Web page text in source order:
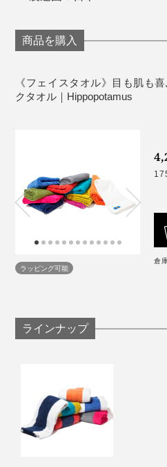
情熱の国、スペインをイメー
4. カリビアン
どこまでも透き通るような
ス」において、いちばん規
認証を取得しています。
「クラス1」は、日本では規
HIPPOPOTAMUSのバスタオル
毎日のシャワーが楽しみにな
い……あなたの大事な家族に
商品を購入
《フェイスタオル》目も肌も
クタオル｜Hippopotamus
ラッピング可能
倉
ラインナップ